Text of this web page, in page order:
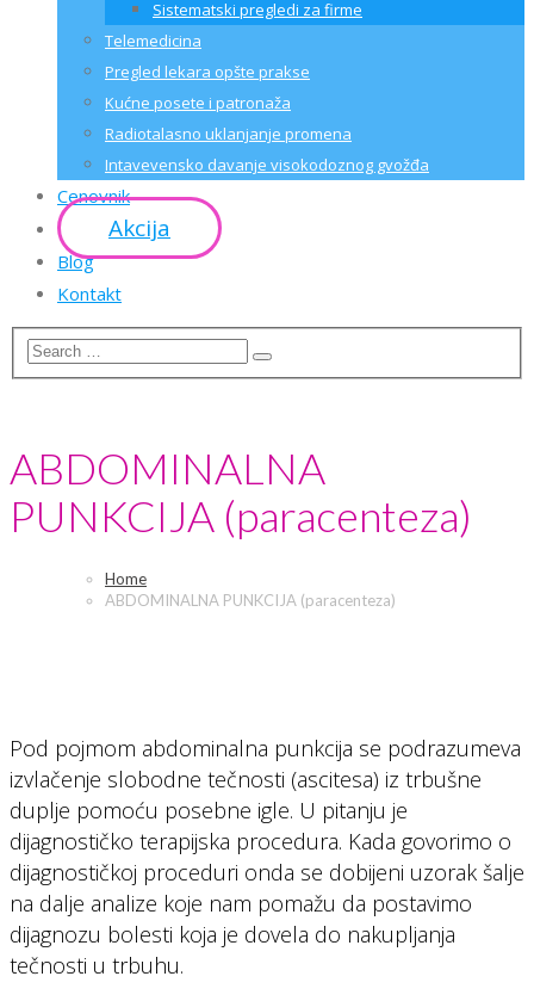
Sistematski pregledi za firme
Telemedicina
Pregled lekara opšte prakse
Kućne posete i patronaža
Radiotalasno uklanjanje promena
Intavevensko davanje visokodoznog gvožđa
Cenovnik
Akcija
Blog
Kontakt
ABDOMINALNA
PUNKCIJA (paracenteza)
Home
ABDOMINALNA PUNKCIJA (paracenteza)
Pod pojmom abdominalna punkcija se podrazumeva
izvlačenje slobodne tečnosti (ascitesa) iz trbušne
duplje pomoću posebne igle. U pitanju je
dijagnostičko terapijska procedura. Kada govorimo o
dijagnostičkoj proceduri onda se dobijeni uzorak šalje
na dalje analize koje nam pomažu da postavimo
dijagnozu bolesti koja je dovela do nakupljanja
tečnosti u trbuhu.